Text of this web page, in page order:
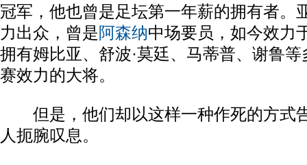
冠军，他也曾是足坛第一年薪的拥有者。
力出众，曾是阿森纳中场要员，如今效力
拥有姆比亚、舒波·莫廷、马蒂普、谢鲁
赛效力的大将。
但是，他们却以这样一种作死的方式
人扼腕叹息。